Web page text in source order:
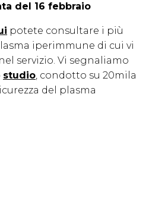
del 16 febbraio
potete consultare i più
iperimmune di cui vi
servizio. Vi segnaliamo
studio, condotto su 20mila
del plasma